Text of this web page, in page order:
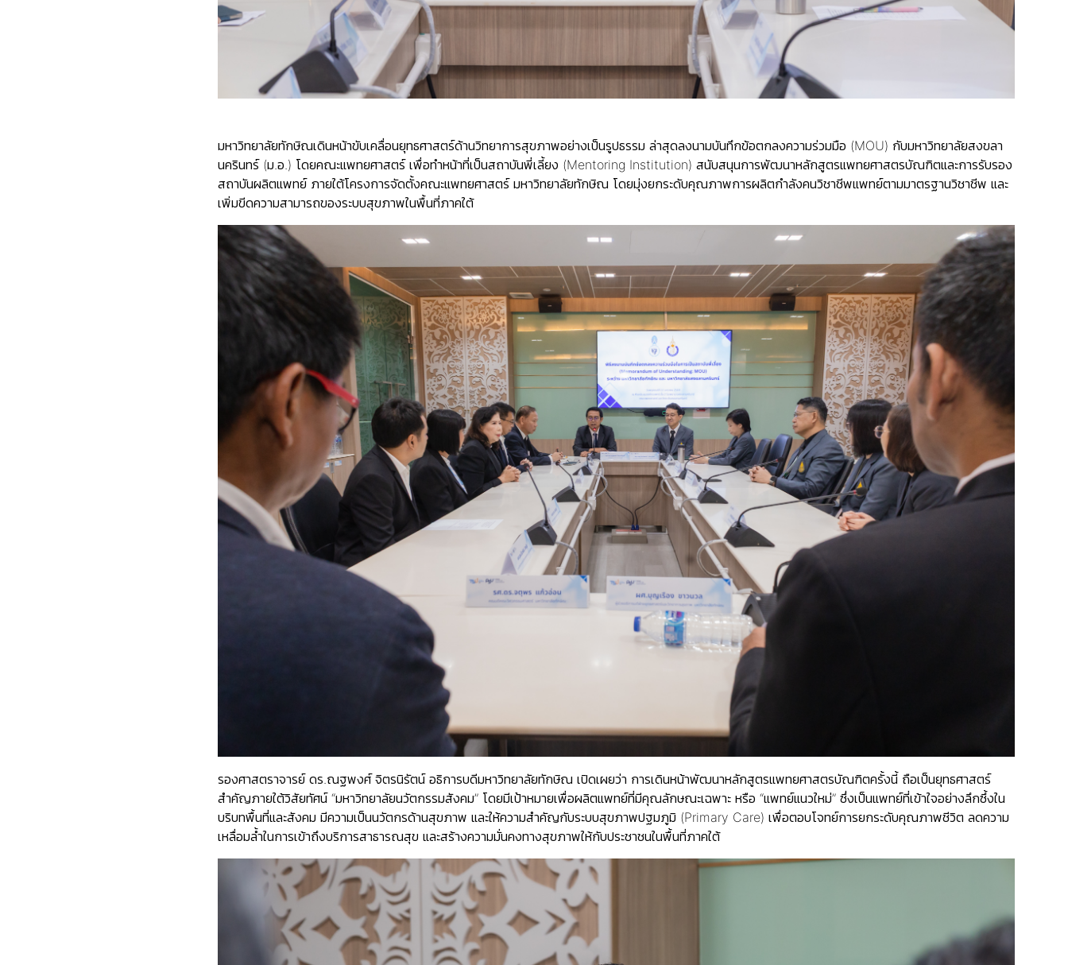
มหาวิทยาลัยทักษิณเดินหน้าขับเคลื่อนยุทธศาสตร์ด้านวิทยาการสุขภาพอย่างเป็นรูปธรรม ล่าสุดลงนามบันทึกข้อตกลงความร่วมมือ (MOU) กับมหาวิทยาลัยสงขลา
นครินทร์ (ม.อ.) โดยคณะแพทยศาสตร์ เพื่อทำหน้าที่เป็นสถาบันพี่เลี้ยง (Mentoring Institution) สนับสนุนการพัฒนาหลักสูตรแพทยศาสตรบัณฑิตและการรับรอง
สถาบันผลิตแพทย์ ภายใต้โครงการจัดตั้งคณะแพทยศาสตร์ มหาวิทยาลัยทักษิณ โดยมุ่งยกระดับคุณภาพการผลิตกำลังคนวิชาชีพแพทย์ตามมาตรฐานวิชาชีพ และ
เพิ่มขีดความสามารถของระบบสุขภาพในพื้นที่ภาคใต้
รองศาสตราจารย์ ดร.ณฐพงศ์ จิตรนิรัตน์ อธิการบดีมหาวิทยาลัยทักษิณ เปิดเผยว่า การเดินหน้าพัฒนาหลักสูตรแพทยศาสตรบัณฑิตครั้งนี้ ถือเป็นยุทธศาสตร์
สำคัญภายใต้วิสัยทัศน์ “มหาวิทยาลัยนวัตกรรมสังคม” โดยมีเป้าหมายเพื่อผลิตแพทย์ที่มีคุณลักษณะเฉพาะ หรือ “แพทย์แนวใหม่” ซึ่งเป็นแพทย์ที่เข้าใจอย่างลึกซึ้งใน
บริบทพื้นที่และสังคม มีความเป็นนวัตกรด้านสุขภาพ และให้ความสำคัญกับระบบสุขภาพปฐมภูมิ (Primary Care) เพื่อตอบโจทย์การยกระดับคุณภาพชีวิต ลดความ
เหลื่อมล้ำในการเข้าถึงบริการสาธารณสุข และสร้างความมั่นคงทางสุขภาพให้กับประชาชนในพื้นที่ภาคใต้